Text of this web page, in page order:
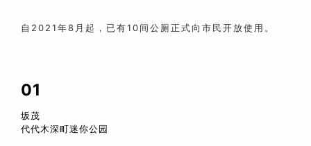
自2021年8月起，已有10间公厕正式向市民开放使用。
01
坂茂
代代木深町迷你公园